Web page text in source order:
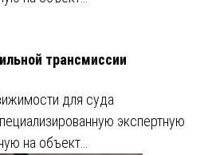
трансмиссии
для суда
экспертную
на объект…